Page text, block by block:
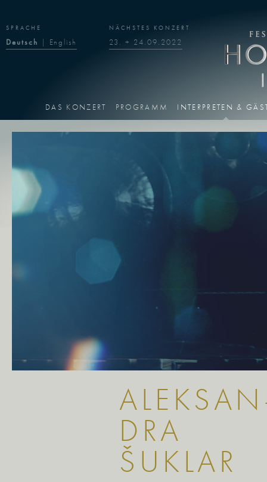
SPRACHE
Deutsch | English
NÄCHSTES KONZERT
23. + 24.09.2022
DAS KONZERT PROGRAMM INTERPRETEN &
DRA
ŠUKLAR